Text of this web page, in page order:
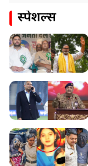
स्पेशल्स